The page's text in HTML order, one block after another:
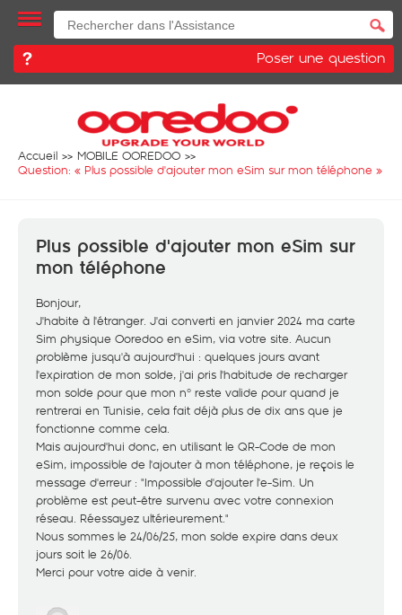
Poser une question
Accueil
MOBILE OOREDOO
Question: « Plus possible d'ajouter mon eSim sur mon téléphone »
Plus possible d'ajouter mon eSim sur
mon téléphone
Bonjour,
J'habite à l'étranger. J'ai converti en janvier 2024 ma carte
Sim physique Ooredoo en eSim, via votre site. Aucun
problème jusqu'à aujourd'hui : quelques jours avant
l'expiration de mon solde, j'ai pris l'habitude de recharger
mon solde pour que mon n° reste valide pour quand je
rentrerai en Tunisie, cela fait déjà plus de dix ans que je
fonctionne comme cela.
Mais aujourd'hui donc, en utilisant le QR-Code de mon
eSim, impossible de l'ajouter à mon téléphone, je reçois le
message d'erreur : "Impossible d'ajouter l'e-Sim. Un
problème est peut-être survenu avec votre connexion
réseau. Réessayez ultérieurement."
Nous sommes le 24/06/25, mon solde expire dans deux
jours soit le 26/06.
Merci pour votre aide à venir.